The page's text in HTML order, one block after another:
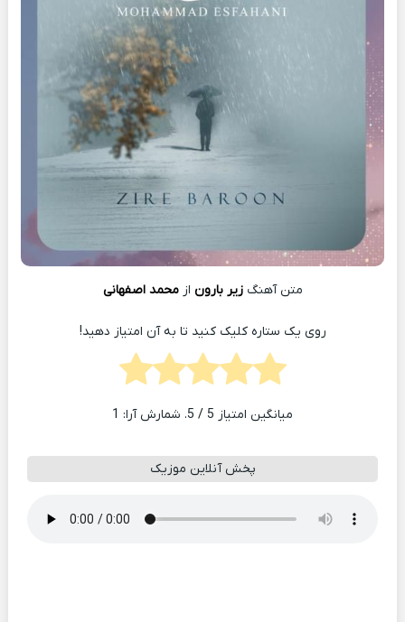
متن آهنگزیر بارون ازمحمد اصفهانی
روی یک ستاره کلیک کنید تا به آن امتیاز دهید!
میانگین امتیاز 5 / 5. شمارش آرا: 1
پخش آنلاین موزیک